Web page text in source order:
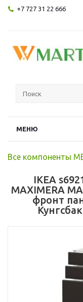
+7 727 31 22 666
МЕНЮ
Все компоненты
IKEA
MAXIMERA
фронт